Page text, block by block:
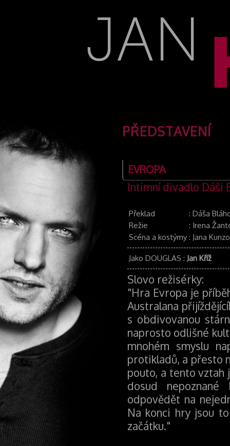
PŘEDSTAVENÍ
EVROPA
Intimní divadlo Dáši
Překlad : Dáša
Režie
: Irena
Scéna a kostýmy : Jana
Jako DOUGLAS : Jan Kříž
Slovo režisérky:
"Hra Evropa je
Australana
s obdivovanou
naprosto odlišné
mnohém smyslu
protikladů, a přesto
pouto, a tento vztah
dosud
odpovědět na
Na konci hry jsou
začátku."